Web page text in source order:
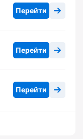
Перейти
Перейти
Перейти